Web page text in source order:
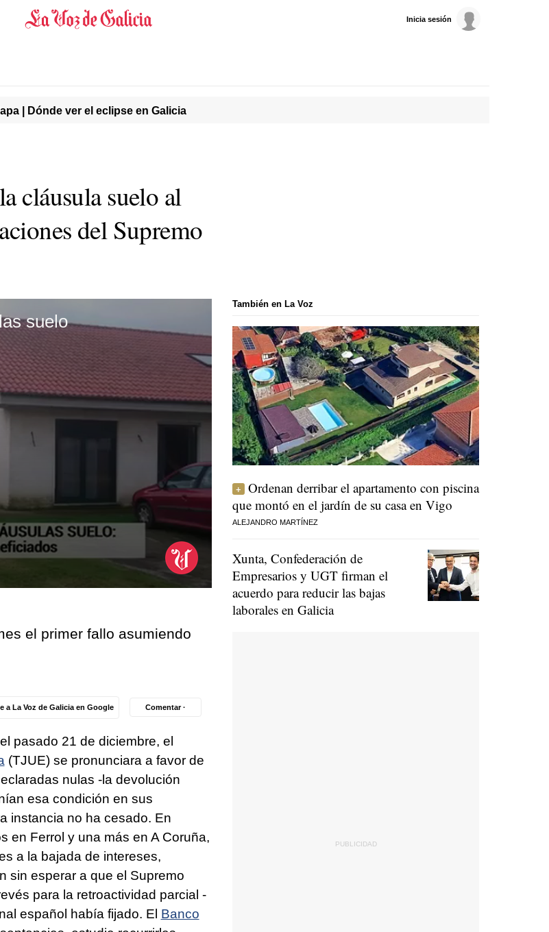
Inicia sesión
| Dónde ver el eclipse en Galicia
cláusula suelo al
del Supremo
suelo
el primer fallo asumiendo
a La Voz de Galicia en Google Comentar ·
pasado 21 de diciembre, el
(TJUE) se pronunciara a favor de
nulas -la devolución
esa condición en sus
instancia no ha cesado. En
en Ferrol y una más en A Coruña,
a la bajada de intereses,
sin esperar a que el Supremo
para la retroactividad parcial -
español había fijado. El Banco
También en La Voz
Ordenan derribar el apartamento con piscina
que montó en el jardín de su casa en Vigo
ALEJANDRO MARTÍNEZ
Xunta, Confederación de
Empresarios y UGT firman el
acuerdo para reducir las bajas
laborales en Galicia